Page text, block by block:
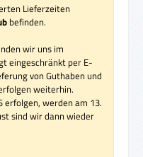
Lieferzeiten
befinden.
wir uns im
eingeschränkt per E-
von Guthaben und
weiterhin.
erfolgen, werden am 13.
sind wir dann wieder